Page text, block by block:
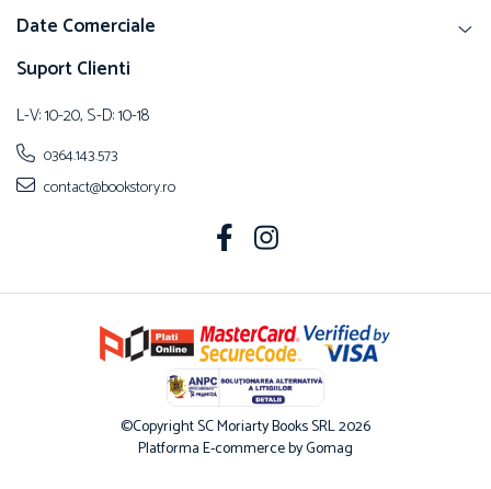
Date Comerciale
Suport Clienti
L-V: 10-20, S-D: 10-18
0364.143.573
contact@bookstory.ro
©Copyright SC Moriarty Books SRL 2026
Platforma E-commerce by Gomag